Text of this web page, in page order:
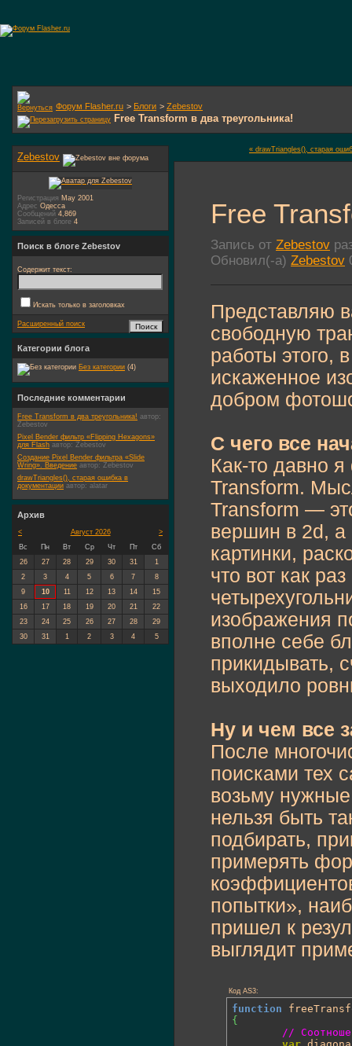
Форум Flasher.ru > Блоги > Zebestov
Free Transform в два треугольника!
« drawTriangles(), старая
Free
Запись от Zebestov
Обновил(-а) Zebestov
Представляю
свободную
работы этого,
искаженное
добром
С чего все
Как-то давно
Transform.
Transform —
вершин в 2d, а
картинки,
что вот как
изображения
вполне себе
прикидывать,
выходило
Ну и чем все
После
поисками тех
возьму
нельзя быть
подбирать,
примерять
попытки»,
пришел к
выглядит
Код AS3:
function
{
//
Zebestov
Регистрация May 2001
Адрес Одесса
Сообщений 4,869
Записей в блоге 4
Поиск в блоге Zebestov
Содержит текст:
Искать только в заголовках
Расширенный поиск
Категории блога
Без категории (4)
Последние комментарии
Free Transform в два треугольника! автор:
Zebestov
Pixel Bender фильтр «Flipping Hexagons»
для Flash автор: Zebestov
Создание Pixel Bender фильтра «Slide
Wring». Введение автор: Zebestov
drawTriangles(), старая ошибка в
документации автор: alatar
Архив
< >
Август 2026
Вс
Пн Вт Ср Чт Пт
Сб
26
27 28 29 30 31
1
2
3 4 5 6 7
8
9
10 11 12 13 14
15
16
17 18 19 20 21
22
23
24 25 26 27 28
29
30
31 1 2 3 4 5